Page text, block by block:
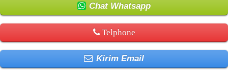
Chat Whatsapp
Telphone
Kirim Email